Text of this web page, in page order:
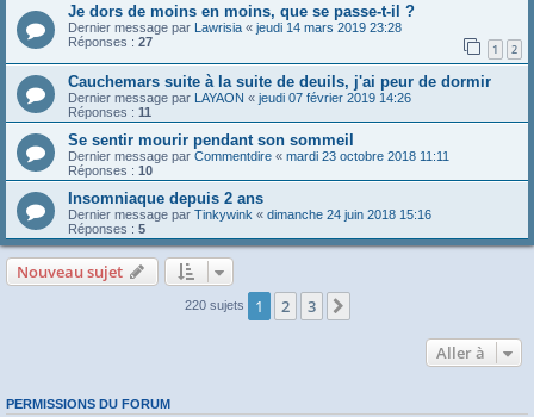
Je dors de moins en moins, que se passe-t-il ?
Dernier message par Lawrisia « jeudi 14 mars 2019 23:28
Réponses : 27 1 2
Cauchemars suite à la suite de deuils, j'ai peur de dormir
Dernier message par LAYAON « jeudi 07 février 2019 14:26
Réponses : 11
Se sentir mourir pendant son sommeil
Dernier message par Commentdire « mardi 23 octobre 2018 11:11
Réponses : 10
Insomniaque depuis 2 ans
Dernier message par Tinkywink « dimanche 24 juin 2018 15:16
Réponses : 5
Nouveau sujet
220 sujets 1 2 3
Aller à
PERMISSIONS DU FORUM